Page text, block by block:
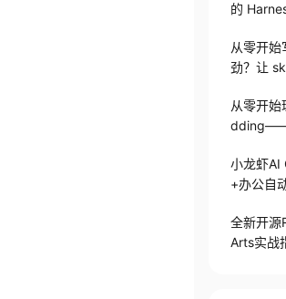
的
从零开
劲？让
从零开
dding——
小龙虾AI
+办公自
全新开源
Arts实战